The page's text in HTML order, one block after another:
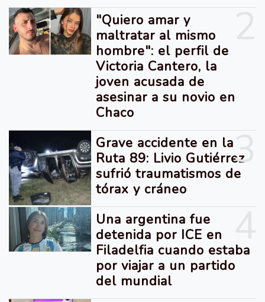
"Quiero amar y
maltratar al mismo
hombre": el perfil de
Victoria Cantero, la
joven acusada de
asesinar a su novio en
Chaco
3
Grave accidente en la
Ruta 89: Livio Gutiérrez
sufrió traumatismos de
tórax y cráneo
Una argentina fue
detenida por ICE en
Filadelfia cuando estaba
por viajar a un partido
del mundial